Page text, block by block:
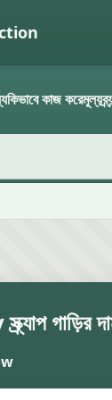
কিভাবে কাজ করেমূল্য
গাড়ির